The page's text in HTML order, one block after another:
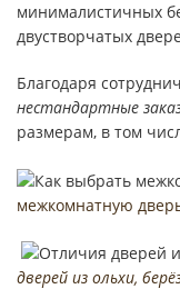
минималистичных
двустворчатых
Благодаря
нестандартные
размерам, в том
межкомнатную
дверей из ольхи,